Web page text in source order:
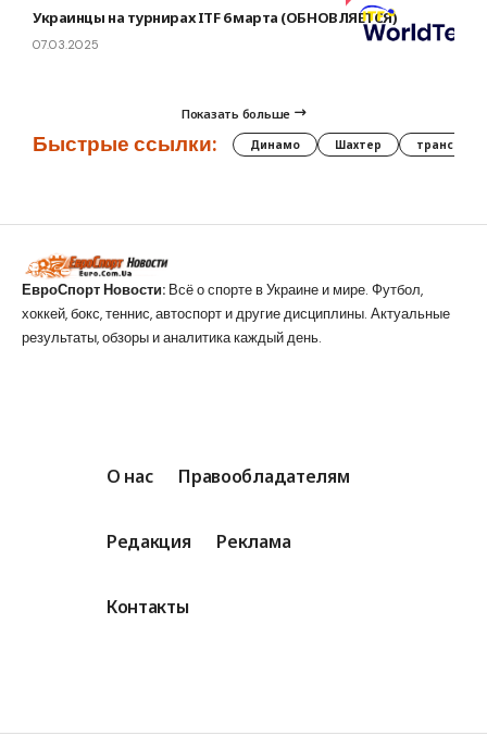
Украинцы на турнирах ITF 6 марта (ОБНОВЛЯЕТСЯ)
07.03.2025
Показать больше
Быстрые ссылки: Динамо Шахтер трансферы
ЕвроСпорт Новости: Всё о спорте в Украине и мире. Футбол,
хоккей, бокс, теннис, автоспорт и другие дисциплины. Актуальные
результаты, обзоры и аналитика каждый день.
О нас Правообладателям
Редакция Реклама
Контакты